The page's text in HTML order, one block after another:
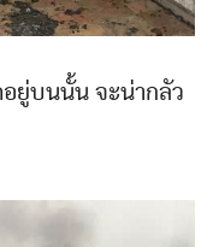
อยู่บนนั้น จะน่ากลัว